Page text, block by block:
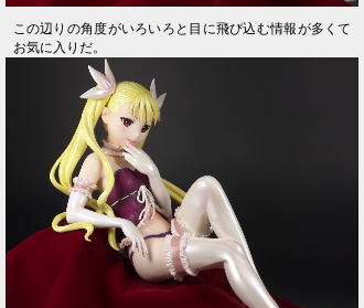
この辺りの角度がいろいろと目に飛び込む情報が多くて
お気に入りだ。